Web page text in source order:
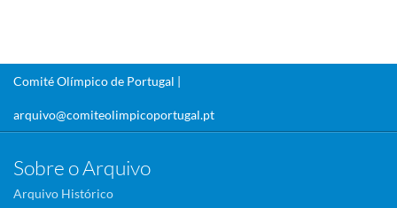
Comité Olímpico de Portugal |
arquivo@comiteolimpicoportugal.pt
Sobre o Arquivo
Arquivo Histórico